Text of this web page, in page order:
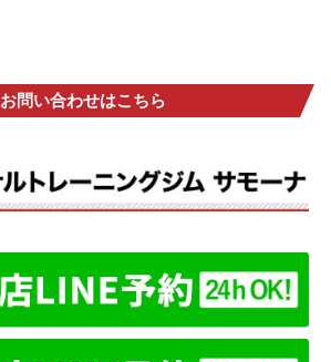
お問い合わせはこちら